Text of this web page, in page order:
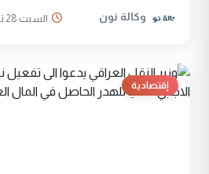
وكالة نون السبت 28 تشرين الثاني 2009
إقتصادية